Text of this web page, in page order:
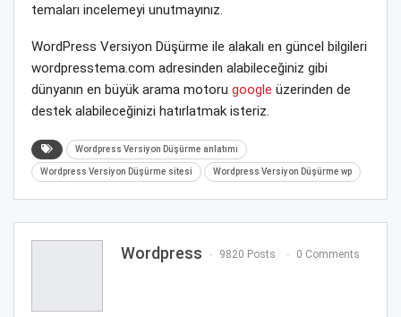
temaları incelemeyi unutmayınız.
WordPress Versiyon Düşürme ile alakalı en güncel bilgileri
wordpresstema.com adresinden alabileceğiniz gibi
dünyanın en büyük arama motoru google üzerinden de
destek alabileceğinizi hatırlatmak isteriz.
Wordpress Versiyon Düşürme anlatımı
Wordpress Versiyon Düşürme sitesi Wordpress Versiyon Düşürme wp
Wordpress 9820 Posts 0 Comments